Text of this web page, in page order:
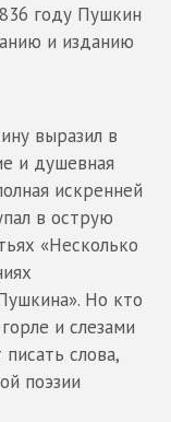
году Пушкин
и изданию
выразил в
и душевная
искренней
в острую
«Несколько
Но кто
и слезами
слова,
поэзии